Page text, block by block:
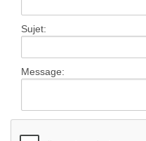
Sujet:
Message: